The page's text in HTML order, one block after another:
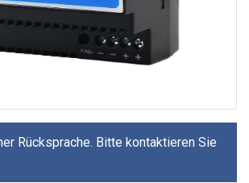
Rücksprache. Bitte kontaktieren Sie